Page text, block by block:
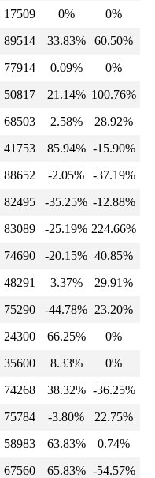
17509 0%
0%
89514 33.83%
60.50%
77914 0.09%
0%
50817 21.14% 100.76%
68503 2.58%
28.92%
41753 85.94% -15.90%
88652 -2.05%
-37.19%
82495 -35.25% -12.88%
83089 -25.19% 224.66%
74690 -20.15% 40.85%
48291 3.37%
29.91%
75290 -44.78% 23.20%
24300 66.25%
0%
35600 8.33%
0%
74268 38.32% -36.25%
75784 -3.80%
22.75%
58983 63.83%
0.74%
67560 65.83% -54.57%